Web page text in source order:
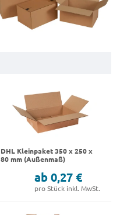
DHL Kleinpaket 350 x 250 x
80 mm (Außenmaß)
ab 0,27 €
pro Stück inkl. MwSt.